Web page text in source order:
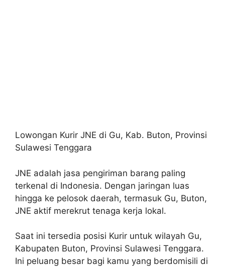
Lowongan Kurir JNE di Gu, Kab. Buton, Provinsi
Sulawesi Tenggara
JNE adalah jasa pengiriman barang paling
terkenal di Indonesia. Dengan jaringan luas
hingga ke pelosok daerah, termasuk Gu, Buton,
JNE aktif merekrut tenaga kerja lokal.
Saat ini tersedia posisi Kurir untuk wilayah Gu,
Kabupaten Buton, Provinsi Sulawesi Tenggara.
Ini peluang besar bagi kamu yang berdomisili di